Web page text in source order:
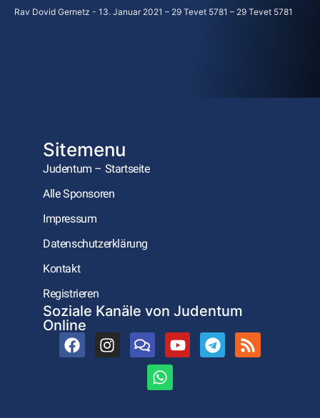
Rav Dovid Gernetz 13. Januar 2021 – 29 Tevet 5781 – 29 Tevet 5781
Sitemenu
Judentum – Startseite
Alle Sponsoren
Impressum
Datenschutzerklärung
Kontakt
Registrieren
Soziale Kanäle von Judentum
Online